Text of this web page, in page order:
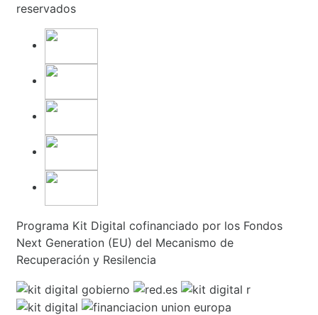
reservados
Programa Kit Digital cofinanciado por los Fondos
Next Generation (EU) del Mecanismo de
Recuperación y Resilencia